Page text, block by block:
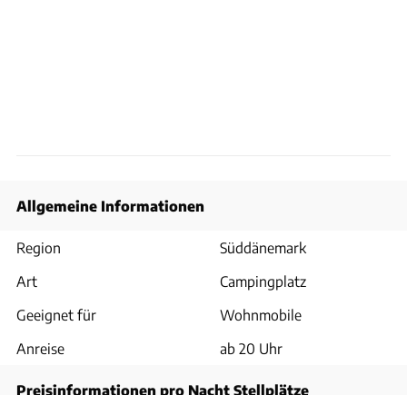
Allgemeine Informationen
Region
Süddänemark
Art
Campingplatz
Geeignet für
Wohnmobile
Anreise
ab 20 Uhr
Preisinformationen pro Nacht Stellplätze